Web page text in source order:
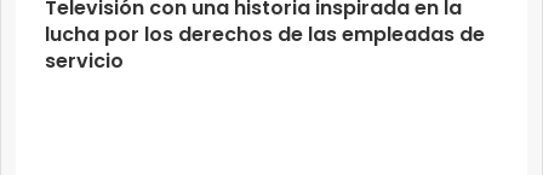
Televisión con una historia inspirada en la
lucha por los derechos de las empleadas de
servicio